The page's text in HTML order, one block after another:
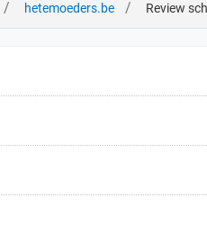
hetemoeders.be Review